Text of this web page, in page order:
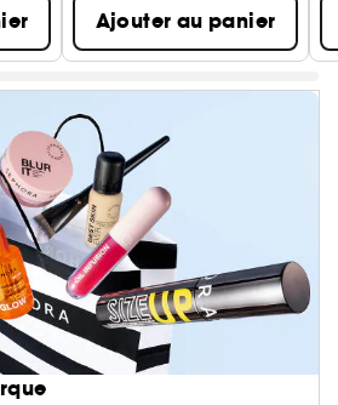
Ajouter au panier